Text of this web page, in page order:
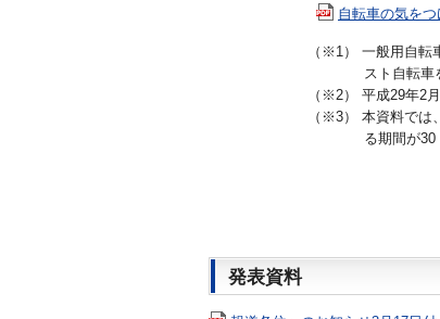
自転車の気を
（※1） 一般用自転
スト自転車
（※2） 平成29年2
（※3） 本資料では
る期間が30
発表資料